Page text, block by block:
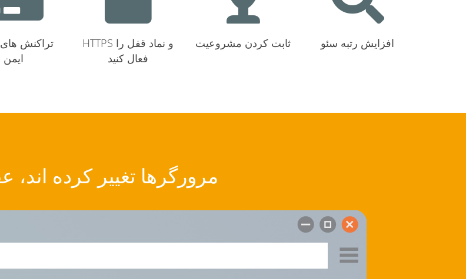
تراکنش های
ایمن
HTTPS و نماد قفل را
فعال کنید
ثابت کردن مشروعیت افزایش رتبه سئو
مرورگرها تغییر کرده اند،